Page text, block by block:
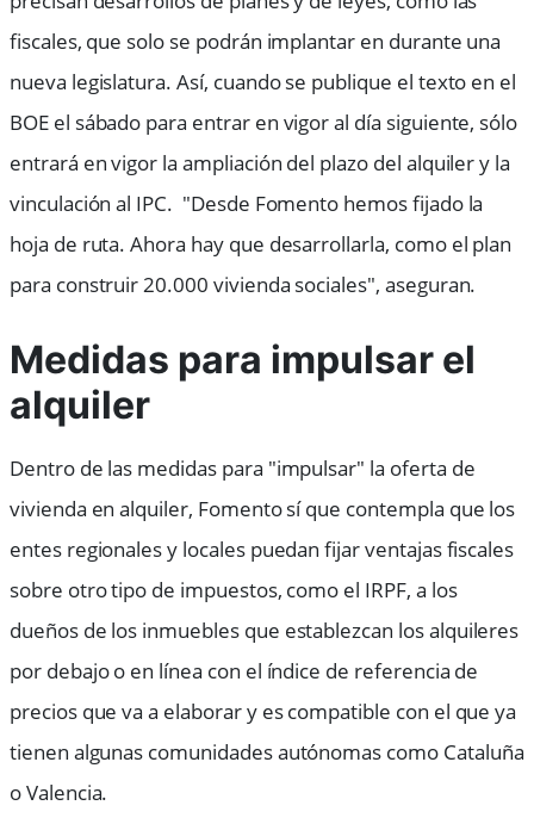
fiscales, que solo se podrán implantar en durante una
nueva legislatura. Así, cuando se publique el texto en el
BOE el sábado para entrar en vigor al día siguiente, sólo
entrará en vigor la ampliación del plazo del alquiler y la
vinculación al IPC. "Desde Fomento hemos fijado la
hoja de ruta. Ahora hay que desarrollarla, como el plan
para construir 20.000 vivienda sociales", aseguran.
Medidas para impulsar el
alquiler
Dentro de las medidas para "impulsar" la oferta de
vivienda en alquiler, Fomento sí que contempla que los
entes regionales y locales puedan fijar ventajas fiscales
sobre otro tipo de impuestos, como el IRPF, a los
dueños de los inmuebles que establezcan los alquileres
por debajo o en línea con el índice de referencia de
precios que va a elaborar y es compatible con el que ya
tienen algunas comunidades autónomas como Cataluña
o Valencia.